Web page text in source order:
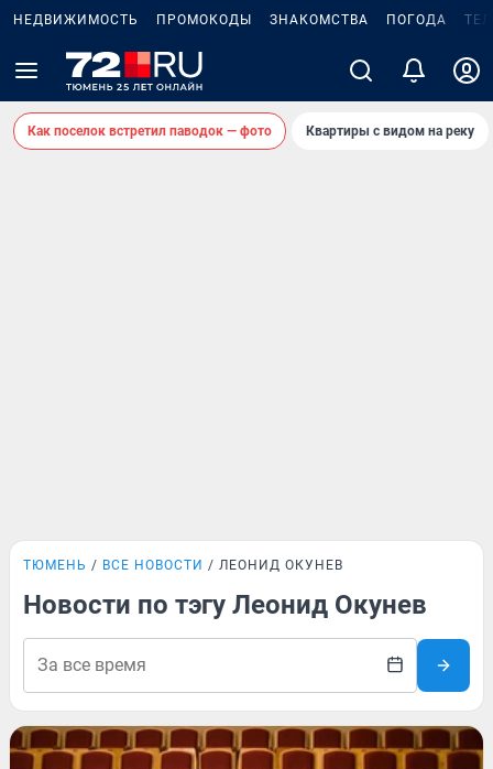
НЕДВИЖИМОСТЬ ПРОМОКОДЫ ЗНАКОМСТВА ПОГОДА
Как поселок встретил паводок — фото Квартиры с видом на реку
ТЮМЕНЬ ВСЕ НОВОСТИ ЛЕОНИД ОКУНЕВ
Новости по тэгу Леонид Окунев